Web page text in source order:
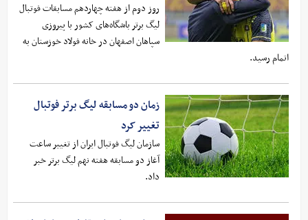
روز دوم از هفته چهاردهم مسابقات فوتبال
لیگ برتر باشگاه‌های کشور با پیروزی
سپاهان اصفهان در خانه فولاد خوزستان به
اتمام رسید.
زمان دو مسابقه لیگ برتر فوتبال
تغییر کرد
سازمان لیگ فوتبال ایران از تغییر ساعت
آغاز دو مسابقه هفته نهم لیگ برتر خبر
داد.